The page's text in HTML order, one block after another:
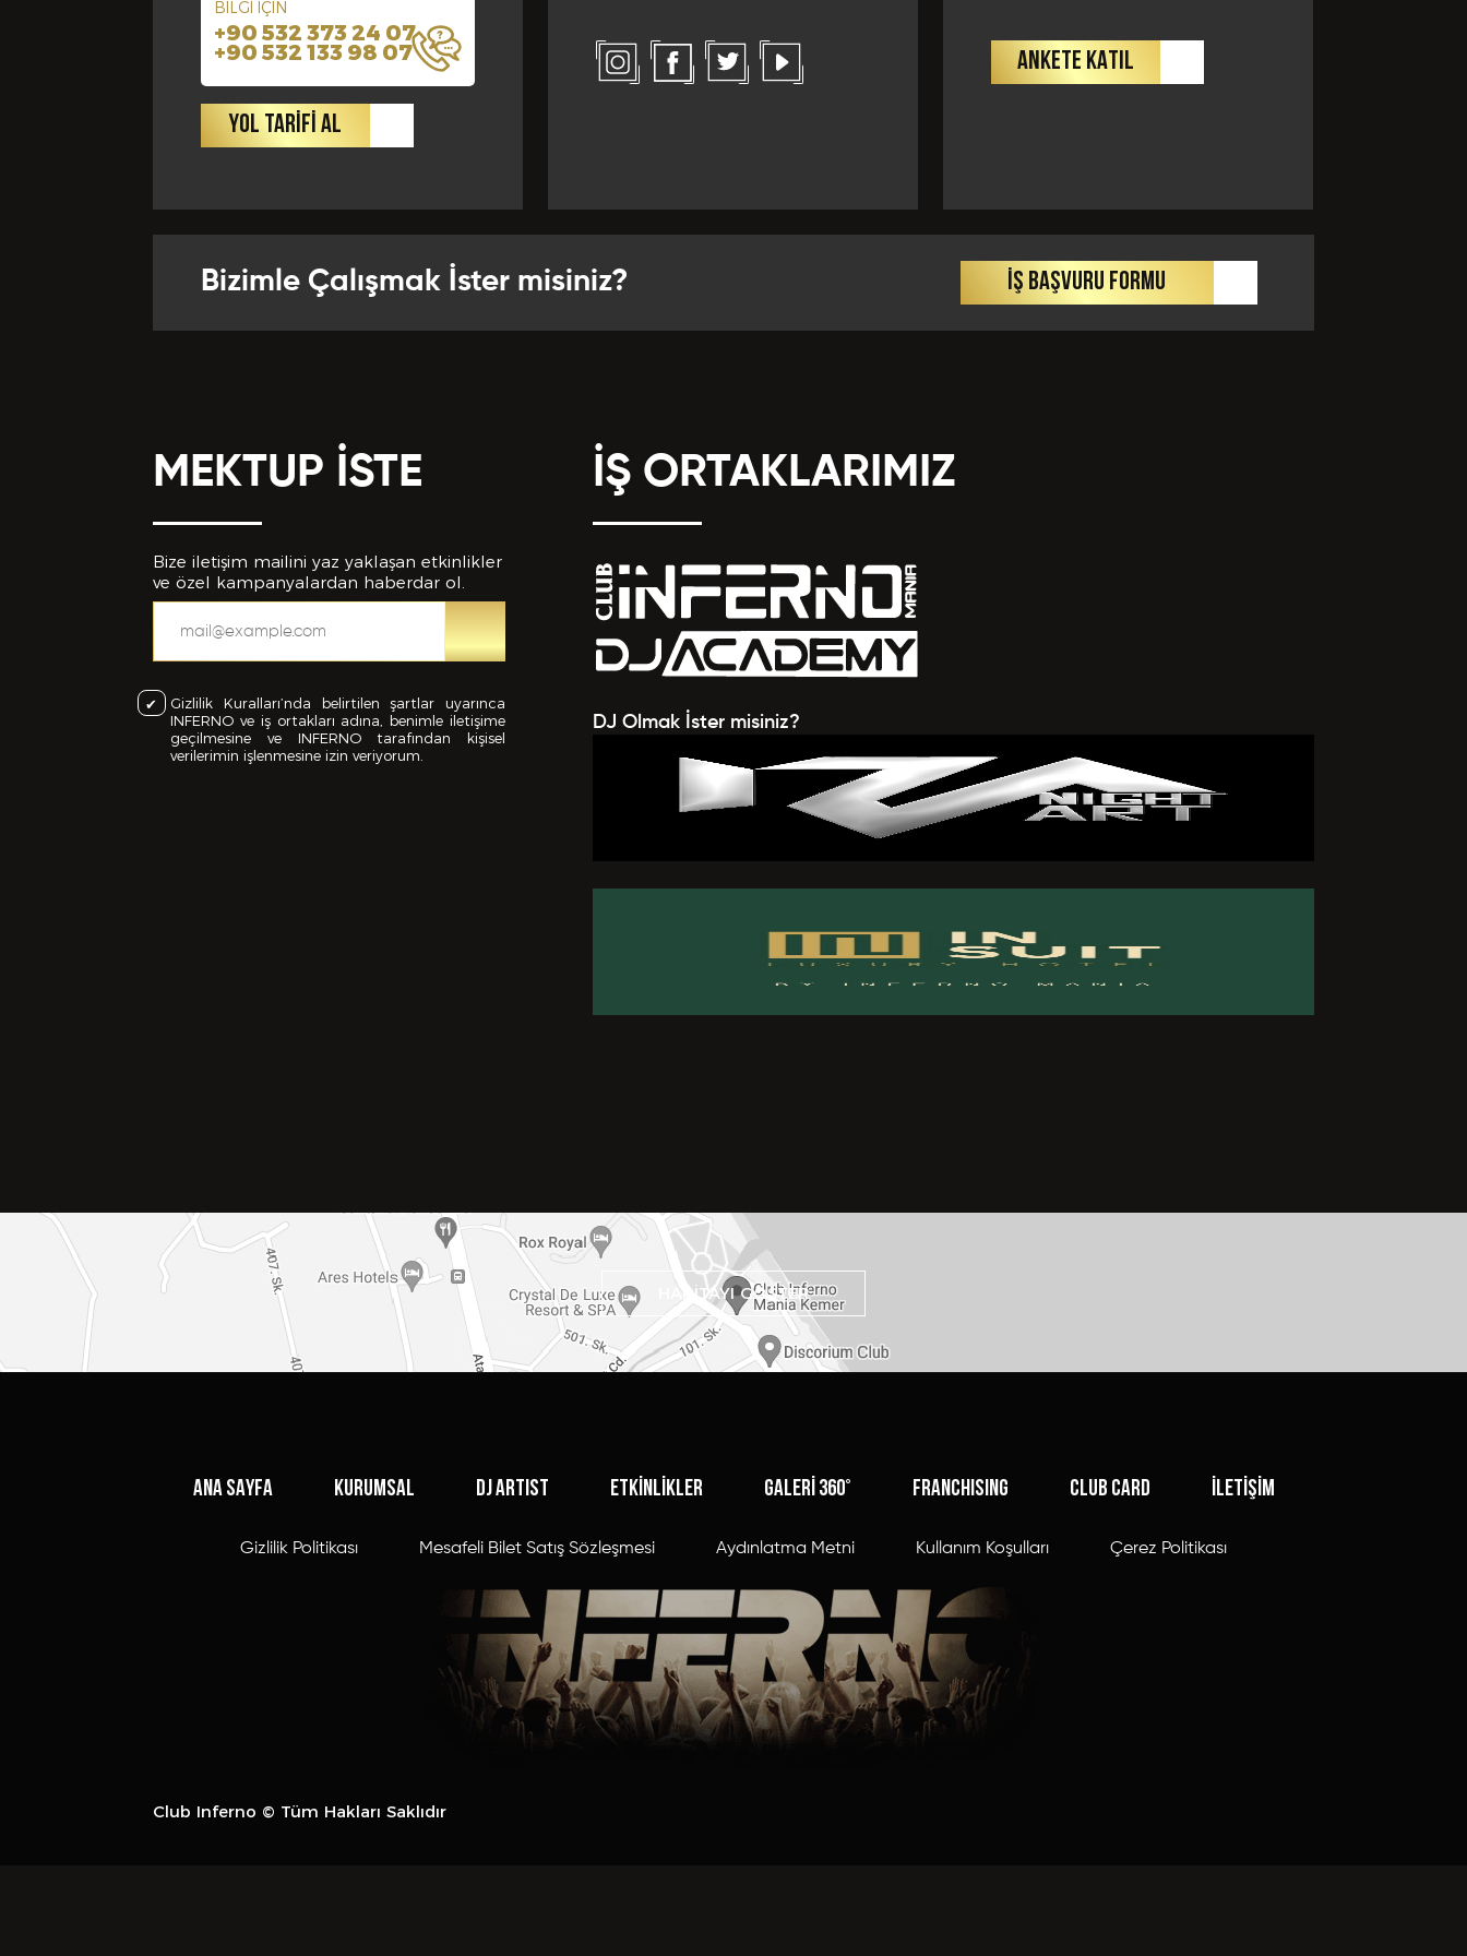
BİLGİ İÇİN
+90 532 373 24 07
+90 532 133 98 07
YOL TARİFİ AL
ANKETE KATIL
Bizimle Çalışmak İster misiniz? İŞ BAŞVURU FORMU
MEKTUP İSTE
Bize iletişim mailini yaz yaklaşan etkinlikler
ve özel kampanyalardan haberdar ol.
Gizlilik Kuralları’nda belirtilen şartlar uyarınca
INFERNO ve iş ortakları adına, benimle iletişime
geçilmesine ve INFERNO tarafından kişisel
verilerimin işlenmesine izin veriyorum.
İŞ ORTAKLARIMIZ
DJ Olmak İster misiniz?
HARİTAYI GÖSTER
ANA SAYFA KURUMSAL DJ ARTIST ETKİNLİKLER GALERİ 360° FRANCHISING CLUB CARD İLETİŞİM
Gizlilik Politikası Mesafeli Bilet Satış Sözleşmesi Aydınlatma Metni Kullanım Koşulları Çerez Politikası
Club Inferno © Tüm Hakları Saklıdır
Yabancı Dil * Yabancı Dil Seviyesi *
Eklemek İstedikleriniz *
Bu Formda verilen bütün bilgilerin yanlışsız ve eksiksiz olarak tarafımdan
BAŞVURUMUGÖNDER
Bize Kaç Yıldız Verirdiniz?